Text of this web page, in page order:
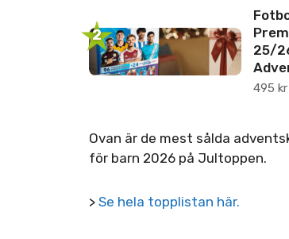
2
25/
495 kr
Ovan är de mest sålda
för barn 2026 på Jultoppen.
> Se hela topplistan här.